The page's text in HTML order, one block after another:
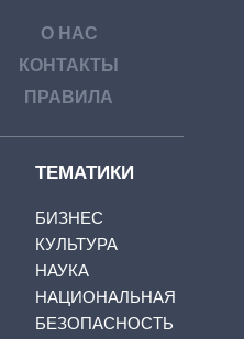
О НАС
КОНТАКТЫ
ПРАВИЛА
ТЕМАТИКИ
БИЗНЕС
КУЛЬТУРА
НАУКА
НАЦИОНАЛЬНАЯ
БЕЗОПАСНОСТЬ